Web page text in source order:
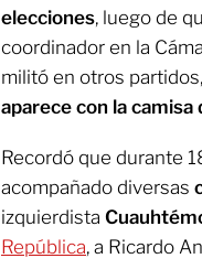
elecciones, luego de
coordinador en la
militó en otros
aparece con la camisa
Recordó que durante
acompañado diversas
izquierdista
República, a Ricardo